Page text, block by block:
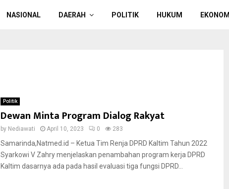
NASIONAL DAERAH POLITIK HUKUM EKONOMI
Politik
Dewan Minta Program Dialog Rakyat
by Nediawati April 10, 2023 0 283
Samarinda,Natmed.id – Ketua Tim Renja DPRD Kaltim Tahun 2022
Syarkowi V Zahry menjelaskan penambahan program kerja DPRD
Kaltim dasarnya ada pada hasil evaluasi tiga fungsi DPRD...